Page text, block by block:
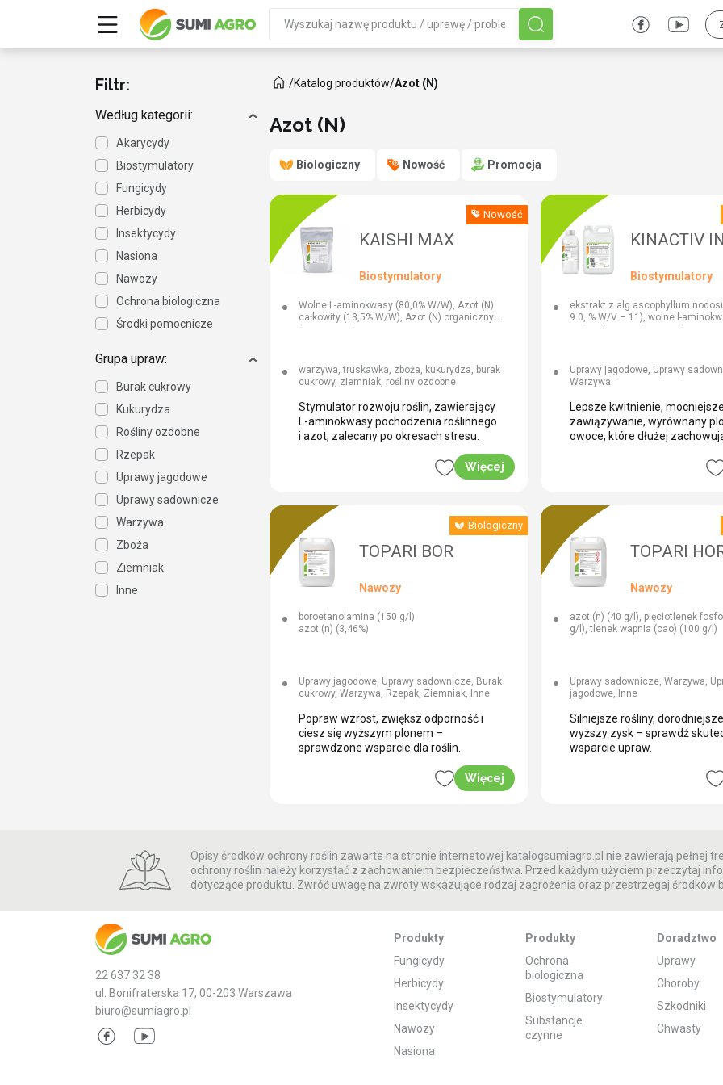
Filtr:
Według kategorii:
Akarycydy
Biostymulatory
Fungicydy
Herbicydy
Insektycydy
Nasiona
Nawozy
Ochrona biologiczna
Środki pomocnicze
Grupa upraw:
Burak cukrowy
Kukurydza
Rośliny ozdobne
Rzepak
Uprawy jagodowe
Uprawy sadownicze
Warzywa
Zboża
Ziemniak
Inne
/Katalog produktów/Azot (N)
Azot (N)
Biologiczny Nowość Promocja
Nowość
KAISHI MAX
Biostymulatory
Wolne L-aminokwasy (80,0% W/W), Azot (N)
całkowity (13,5% W/W), Azot (N) organiczny
warzywa, truskawka, zboża, kukurydza, burak
cukrowy, ziemniak, rośliny ozdobne
Stymulator rozwoju roślin, zawierający
L-aminokwasy pochodzenia roślinnego
i azot, zalecany po okresach stresu.
Więcej
KINACTIV
Biostymulatory
ekstrakt z alg ascophyllum
9.0, % W/V – 11), wolne l-
– 6,25), potas (k2o) (% W/W – 5,0,
6,25), molibden (mo) (% W/W –
Uprawy jagodowe, Uprawy
Warzywa
Lepsze kwitnienie, mocniejsze
zawiązywanie, wyrównany
owoce, które dłużej
Biologiczny
TOPARI BOR
Nawozy
boroetanolamina (150 g/l)
azot (n) (3,46%)
Uprawy jagodowe, Uprawy sadownicze, Burak
cukrowy, Warzywa, Rzepak, Ziemniak, Inne
Popraw wzrost, zwiększ odporność i
ciesz się wyższym plonem –
sprawdzone wsparcie dla roślin.
Więcej
TOPARI
Nawozy
azot (n) (40 g/l), pięciotlenek
g/l), tlenek wapnia (cao) (100 g/l)
Uprawy sadownicze, Warzywa,
jagodowe, Inne
Silniejsze rośliny,
wyższy zysk – sprawdź
wsparcie upraw.
Opisy środków ochrony roślin zawarte na stronie internetowej katalogsumiagro.pl nie zawierają pełnej
ochrony roślin należy korzystać z zachowaniem bezpieczeństwa. Przed każdym użyciem przeczytaj
dotyczące produktu. Zwróć uwagę na zwroty wskazujące rodzaj zagrożenia oraz przestrzegaj
22 637 32 38
ul. Bonifraterska 17, 00-203 Warszawa
biuro@sumiagro.pl
Produkty
Fungicydy
Herbicydy
Insektycydy
Nawozy
Nasiona
Produkty
Ochrona
biologiczna
Biostymulatory
Substancje
czynne
Doradztwo
Uprawy
Choroby
Szkodniki
Chwasty